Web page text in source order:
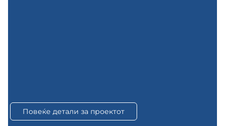
Повеќе детали за проектот